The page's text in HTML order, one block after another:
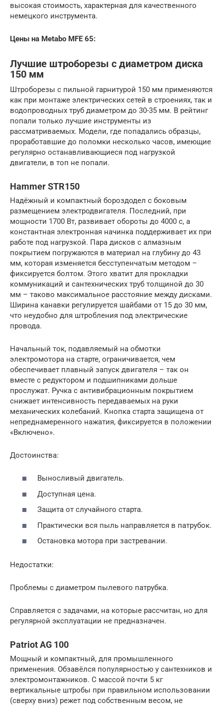
высокая стоимость, характерная для качественного
немецкого инструмента.
Цены на Metabo MFE 65:
Лучшие штроборезы с диаметром диска
150 мм
Штроборезы с пильной гарнитурой 150 мм применяются
как при монтаже электрических сетей в строениях, так и
водопроводных труб диаметром до 30-35 мм. В рейтинг
попали только лучшие инструменты из
рассматриваемых. Модели, где попадались образцы,
проработавшие до поломки несколько часов, имеющие
регулярно останавливающиеся под нагрузкой
двигатели, в топ не попали.
Hammer STR150
Надёжный и компактный бороздодел с боковым
размещением электродвигателя. Последний, при
мощности 1700 Вт, развивает обороты до 4000 с, а
константная электронная начинка поддерживает их при
работе под нагрузкой. Пара дисков с алмазным
покрытием погружаются в материал на глубину до 43
мм, которая изменяется бесступенчатым методом –
фиксируется болтом. Этого хватит для прокладки
коммуникаций и сантехнических труб толщиной до 30
мм – таково максимальное расстояние между дисками.
Ширина канавки регулируется шайбами от 15 до 30 мм,
что неудобно для штробления под электрические
провода.
Начальный ток, подавляемый на обмотки
электромотора на старте, ограничивается, чем
обеспечивает плавный запуск двигателя – так он
вместе с редуктором и подшипниками дольше
прослужат. Ручка с антивибрационным покрытием
снижает интенсивность передаваемых на руки
механических колебаний. Кнопка старта защищена от
непреднамеренного нажатия, фиксируется в положении
«Включено».
Достоинства:
Выносливый двигатель.
Доступная цена.
Защита от случайного старта.
Практически вся пыль направляется в патрубок.
Остановка мотора при застревании.
Недостатки:
Проблемы с диаметром пылевого патрубка.
Справляется с задачами, на которые рассчитан, но для
регулярной эксплуатации не предназначен.
Patriot AG 100
Мощный и компактный, для промышленного
применения. Обзавёлся популярностью у сантехников и
электромонтажников. С массой почти 5 кг
вертикальные штробы при правильном использовании
(сверху вниз) режет под собственным весом, не